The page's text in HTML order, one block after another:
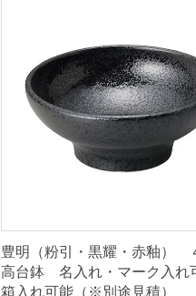
可
能
箱
れ
（
※
豊明（粉引・黒耀・赤釉）
高台鉢 名入れ・マーク入
箱入れ可能（※別途見積）